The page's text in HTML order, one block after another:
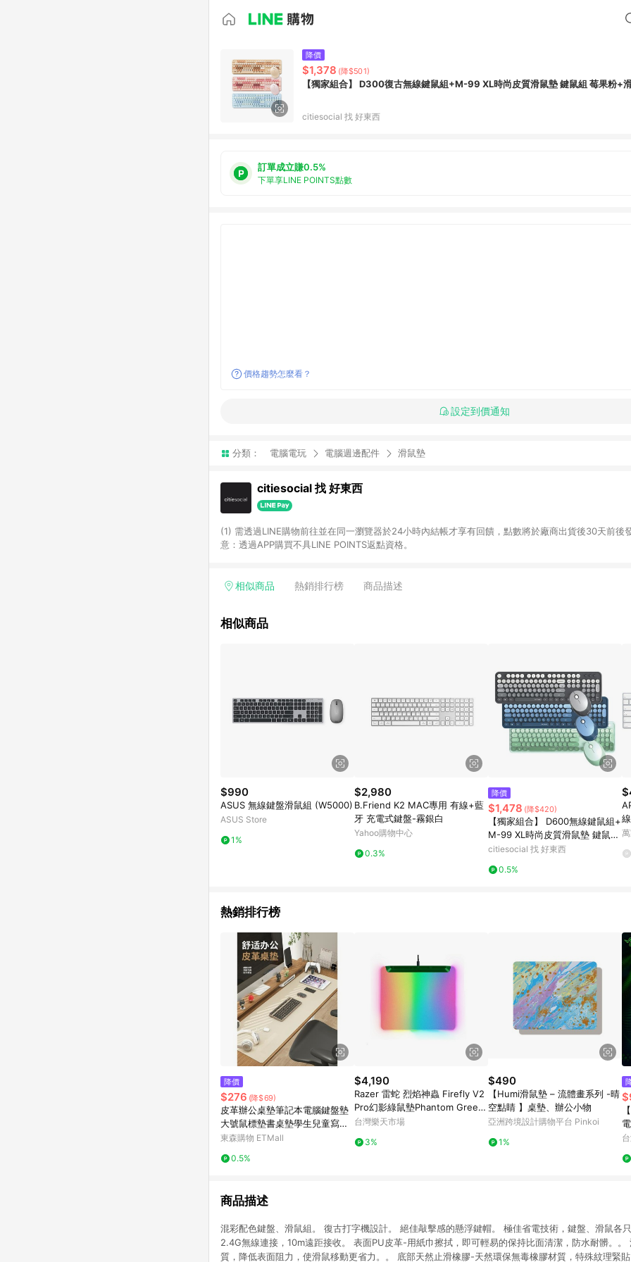
降價
$1,378 (降$501)
【獨家組合】 D300復古無線鍵鼠組+M-99 XL
citiesocial 找 好東西
訂單成立賺0.5%
下單享LINE POINTS點數
價格趨勢怎麼看？
設定到價通知
分類： 電腦電玩 電腦週邊配件 滑鼠墊
citiesocial 找 好東西
(1) 需透過LINE購物前往並在同一瀏覽器於24小時內結帳才享有回饋，點數將於廠商出貨後30天前後發送。
意：透過APP購買不具LINE POINTS返點資格。
相似商品 熱銷排行榜 商品描述
相似商品
$990
ASUS 無線鍵盤滑鼠組 (W5000)
ASUS Store
1%
$2,980
B.Friend K2 MAC專用 有線+藍
牙 充電式鍵盤-霧銀白
Yahoo購物中心
0.3%
降價
$1,478 (降$420)
【獨家組合】 D600無線鍵鼠組+
M-99 XL時尚皮質滑鼠墊 鍵鼠組
東青綠+ 滑鼠墊 粉
citiesocial 找 好東西
0.5%
熱銷排行榜
降價
$276 (降$69)
皮革辦公桌墊筆記本電腦鍵盤墊
大號鼠標墊書桌墊學生兒童寫字
臺墊
東森購物 ETMall
0.5%
$4,190
Razer 雷蛇 烈焰神蟲 Firefly V2
Pro幻影綠鼠墊Phantom Green
Editio/RZ02-04920300-R3M1
台灣樂天市場
3%
$490
【Humi滑鼠墊 – 流體畫系列 -晴
空點睛 】桌墊、辦公小物
亞洲跨境設計購物平台 Pinkoi
1%
商品描述
混彩配色鍵盤、滑鼠組。 復古打字機設計。 絕佳敲擊感的懸浮鍵帽。 極佳省電技術，鍵盤、滑鼠各
2.4G無線連接，10m遠距接收。 表面PU皮革-用紙巾擦拭，即可輕易的保持比面清潔，防水耐髒。
質，降低表面阻力，使滑鼠移動更省力。。 底部天然止滑橡膠-天然環保無毒橡膠材質，特殊紋理緊